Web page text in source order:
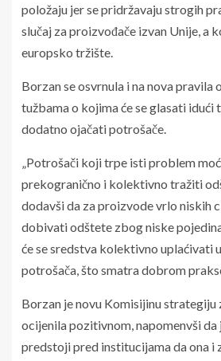
položaju jer se pridržavaju strogih
slučaj za proizvođače izvan Unije, a
europsko tržište.
Borzan se osvrnula i na nova
tužbama o kojima će se glasati idući
dodatno ojačati potrošače.
„Potrošači koji trpe isti problem
prekogranično i kolektivno tražiti
dodavši da za proizvode vrlo niskih
dobivati odštete zbog niske
će se sredstva kolektivno uplaćivati
potrošača, što smatra dobrom
Borzan je novu Komisijinu strategiju
ocijenila pozitivnom, napomenvši da
predstoji pred institucijama da ona i